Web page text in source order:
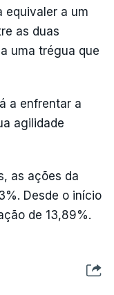
equivaler a um
as duas
uma trégua que
a enfrentar a
agilidade
as ações da
Desde o início
de 13,89%.